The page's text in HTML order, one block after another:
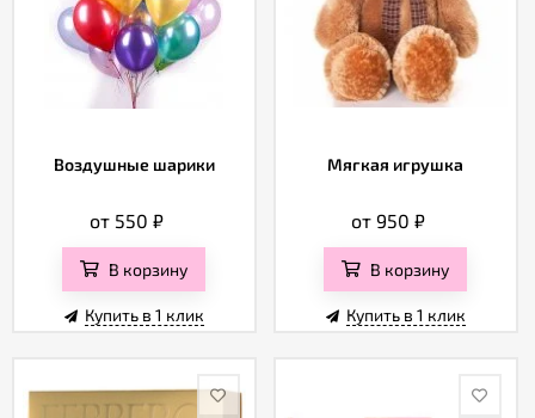
Воздушные шарики
от 550₽
В корзину
Купить в 1 клик
Мягкая игрушка
от 950₽
В корзину
Купить в 1 клик